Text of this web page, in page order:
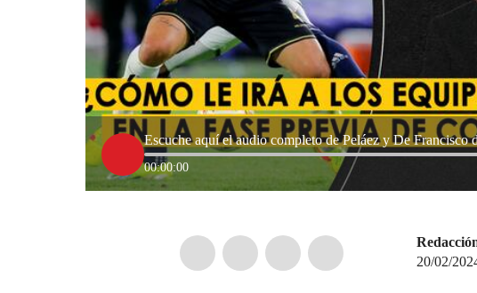
Escuche aquí el audio completo de Peláez y De Francisco
00:00:00
20/02/